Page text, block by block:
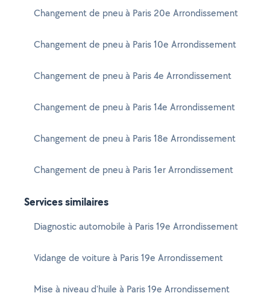
Changement de pneu à Paris 20e Arrondissement
Changement de pneu à Paris 10e Arrondissement
Changement de pneu à Paris 4e Arrondissement
Changement de pneu à Paris 14e Arrondissement
Changement de pneu à Paris 18e Arrondissement
Changement de pneu à Paris 1er Arrondissement
Services similaires
Diagnostic automobile à Paris 19e Arrondissement
Vidange de voiture à Paris 19e Arrondissement
Mise à niveau d'huile à Paris 19e Arrondissement